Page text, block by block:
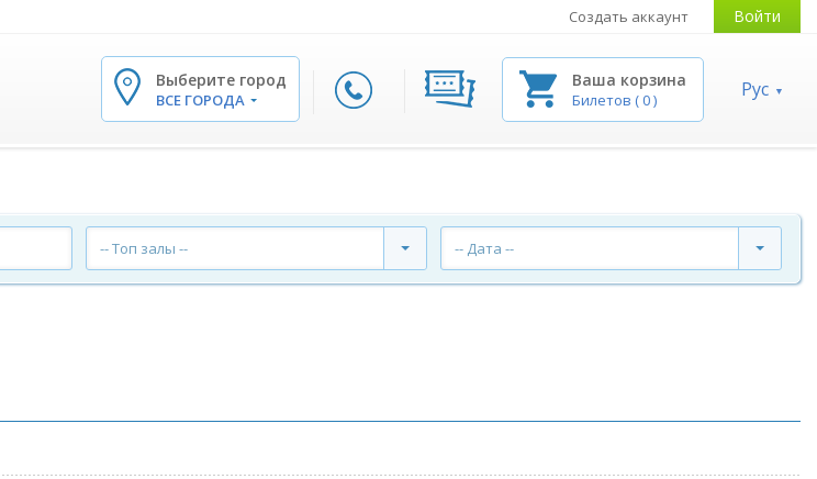
Создать аккаунт Войти
Выберите город
ВСЕ ГОРОДА
Ваша корзина
Билетов (0) Рус
-- Топ залы -- -- Дата --